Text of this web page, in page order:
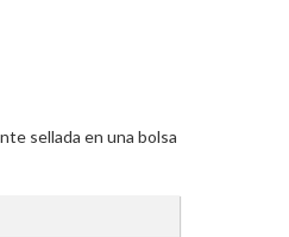
sellada en una bolsa